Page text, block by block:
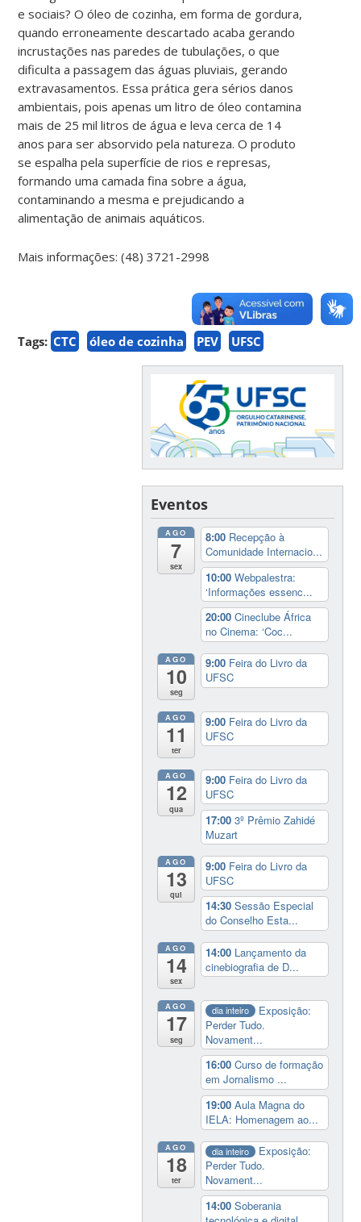
e sociais? O óleo de cozinha, em forma de gordura,
quando erroneamente descartado acaba gerando
incrustações nas paredes de tubulações, o que
dificulta a passagem das águas pluviais, gerando
extravasamentos. Essa prática gera sérios danos
ambientais, pois apenas um litro de óleo contamina
mais de 25 mil litros de água e leva cerca de 14
anos para ser absorvido pela natureza. O produto
se espalha pela superfície de rios e represas,
formando uma camada fina sobre a água,
contaminando a mesma e prejudicando a
alimentação de animais aquáticos.
Mais informações: (48) 3721-2998
Tags: CTC óleo de cozinha PEV UFSC
Eventos
AGO
7
sex
8:00 Recepção à
Comunidade Internacio...
10:00Webpalestra:
‘Informações essenc...
20:00Cineclube África
no Cinema: ‘Coc...
AGO
10
seg
9:00 Feira do Livro da
UFSC
AGO
11
ter
9:00 Feira do Livro da
UFSC
AGO
12
qua
9:00 Feira do Livro da
UFSC
17:003º Prêmio Zahidé
Muzart
AGO
13
qui
9:00 Feira do Livro da
UFSC
14:30Sessão Especial
do Conselho Esta...
AGO
14
sex
14:00 Lançamento da
cinebiografia de D...
AGO
17
seg
dia inteiro
Exposição:
Perder Tudo.
Novament...
16:00Curso de formação
em Jornalismo ...
19:00Aula Magna do
IELA: Homenagem ao...
AGO
18
ter
dia inteiro
Exposição:
Perder Tudo.
Novament...
14:00Soberania